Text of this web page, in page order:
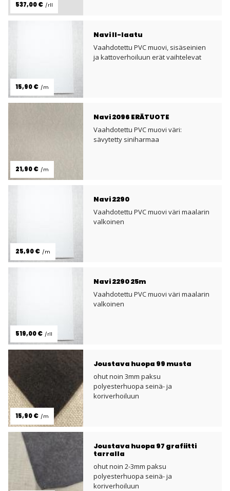
537,00 € /rll
Navi II-laatu
Vaahdotettu PVC muovi, sisäseinien
ja kattoverhoiluun erät vaihtelevat
15,90 € /m
Navi 2096 ERÄTUOTE
Vaahdotettu PVC muovi väri:
sävytetty siniharmaa
21,90 € /m
Navi 2290
Vaahdotettu PVC muovi väri maalarin
valkoinen
25,90 € /m
Navi 2290 25m
Vaahdotettu PVC muovi väri maalarin
valkoinen
519,00 € /rll
Joustava huopa 99 musta
ohut noin 3mm paksu
polyesterhuopa seinä- ja
koriverhoiluun
15,90 € /m
Joustava huopa 97 grafiitti
tarralla
ohut noin 2-3mm paksu
polyesterhuopa seinä- ja
koriverhoiluun